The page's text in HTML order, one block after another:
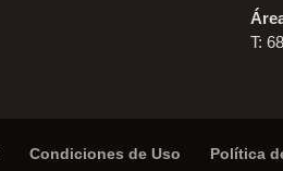
T:
Condiciones de Uso Política